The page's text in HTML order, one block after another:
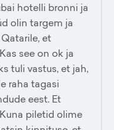
hotelli bronni ja
olin targem ja
et
see on ok ja
tuli vastus, et jah,
raha tagasi
eest. Et
piletid olime